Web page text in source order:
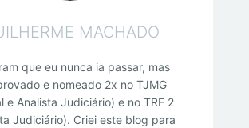
MACHADO
que eu nunca ia passar, mas
e nomeado 2x no TJMG
e Analista Judiciário) e no TRF 2
Judiciário). Criei este blog para